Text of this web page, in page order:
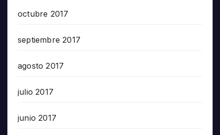
octubre 2017
septiembre 2017
agosto 2017
julio 2017
junio 2017